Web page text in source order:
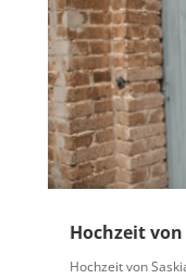
Hochzeit
Hochzeit von